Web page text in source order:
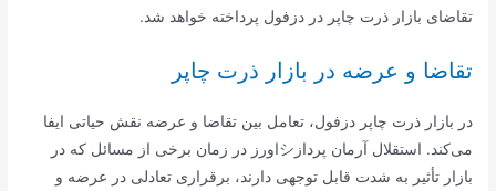
تقاضای بازار ذرت چاپر در دزفول پرداخته خواهد شد.
تقاضا و عرضه در بازار ذرت چاپر
در بازار ذرت چاپر دزفول، تعامل بین تقاضا و عرضه نقش حیاتی ایفا
می‌کند. استقلال آرمان پردازシاورز در زمان برخی از مسائل که در
بازار تأثیر به شدت قابل توجهی دارند، برقراری تعادلی در عرضه و